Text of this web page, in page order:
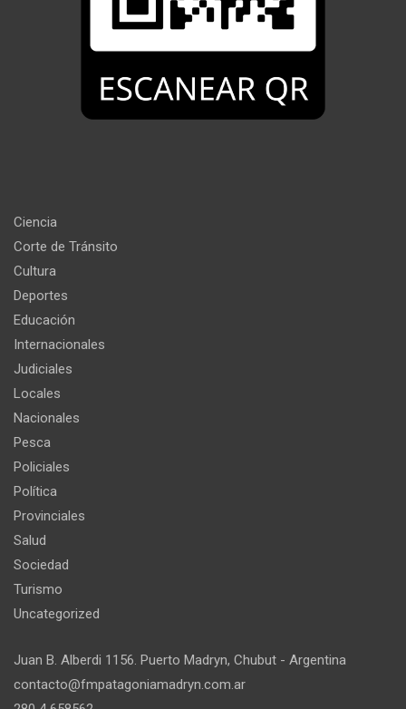
Ciencia
Corte de Tránsito
Cultura
Deportes
Educación
Internacionales
Judiciales
Locales
Nacionales
Pesca
Policiales
Política
Provinciales
Salud
Sociedad
Turismo
Uncategorized
Juan B. Alberdi 1156. Puerto Madryn, Chubut - Argentina
contacto@fmpatagoniamadryn.com.ar